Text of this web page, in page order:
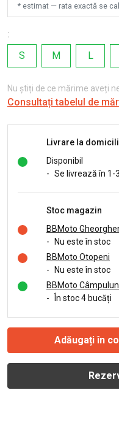
* estimat — rata exactă se
:
S
M L
Nu știți de ce mărime aveți
Consultați tabelul de
Livrare la
Disponibil
- Se livrează în 1-
Stoc magazin
BBMoto
-
Nu este în stoc
BBMoto Otopeni
-
Nu este în stoc
BBMoto
-
În stoc 4 bucăți
Adăugați în